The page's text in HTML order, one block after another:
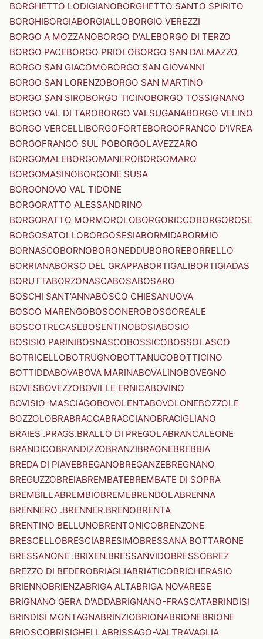
BORGHETTO LODIGIANOBORGHETTO SANTO SPIRITO
BORGHIBORGIABORGIALLOBORGIO VEREZZI
BORGO A MOZZANOBORGO D'ALEBORGO DI TERZO
BORGO PACEBORGO PRIOLOBORGO SAN DALMAZZO
BORGO SAN GIACOMOBORGO SAN GIOVANNI
BORGO SAN LORENZOBORGO SAN MARTINO
BORGO SAN SIROBORGO TICINOBORGO TOSSIGNANO
BORGO VAL DI TAROBORGO VALSUGANABORGO VELINO
BORGO VERCELLIBORGOFORTEBORGOFRANCO D'IVREA
BORGOFRANCO SUL POBORGOLAVEZZARO
BORGOMALEBORGOMANEROBORGOMARO
BORGOMASINOBORGONE SUSA
BORGONOVO VAL TIDONE
BORGORATTO ALESSANDRINO
BORGORATTO MORMOROLOBORGORICCOBORGOROSE
BORGOSATOLLOBORGOSESIABORMIDABORMIO
BORNASCOBORNOBORONEDDUBOROREBORRELLO
BORRIANABORSO DEL GRAPPABORTIGALIBORTIGIADAS
BORUTTABORZONASCABOSABOSARO
BOSCHI SANT'ANNABOSCO CHIESANUOVA
BOSCO MARENGOBOSCONEROBOSCOREALE
BOSCOTRECASEBOSENTINOBOSIABOSIO
BOSISIO PARINIBOSNASCOBOSSICOBOSSOLASCO
BOTRICELLOBOTRUGNOBOTTANUCOBOTTICINO
BOTTIDDABOVABOVA MARINABOVALINOBOVEGNO
BOVESBOVEZZOBOVILLE ERNICABOVINO
BOVISIO-MASCIAGOBOVOLENTABOVOLONEBOZZOLE
BOZZOLOBRABRACCABRACCIANOBRACIGLIANO
BRAIES .PRAGS.BRALLO DI PREGOLABRANCALEONE
BRANDICOBRANDIZZOBRANZIBRAONEBREBBIA
BREDA DI PIAVEBREGANOBREGANZEBREGNANO
BREGUZZOBREIABREMBATEBREMBATE DI SOPRA
BREMBILLABREMBIOBREMEBRENDOLABRENNA
BRENNERO .BRENNER.BRENOBRENTA
BRENTINO BELLUNOBRENTONICOBRENZONE
BRESCELLOBRESCIABRESIMOBRESSANA BOTTARONE
BRESSANONE .BRIXEN.BRESSANVIDOBRESSOBREZ
BREZZO DI BEDEROBRIAGLIABRIATICOBRICHERASIO
BRIENNOBRIENZABRIGA ALTABRIGA NOVARESE
BRIGNANO GERA D'ADDABRIGNANO-FRASCATABRINDISI
BRINDISI MONTAGNABRINZIOBRIONABRIONEBRIONE
BRIOSCOBRISIGHELLABRISSAGO-VALTRAVAGLIA